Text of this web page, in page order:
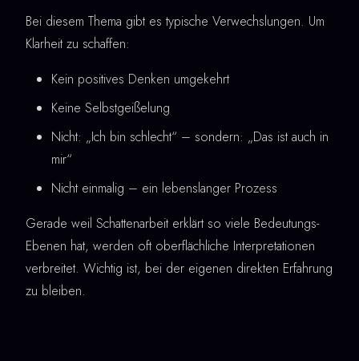
Bei diesem Thema gibt es typische Verwechslungen. Um
Klarheit zu schaffen:
Kein positives Denken umgekehrt
Keine Selbstgeißelung
Nicht: „Ich bin schlecht“ – sondern: „Das ist auch in
mir“
Nicht einmalig – ein lebenslanger Prozess
Gerade weil Schattenarbeit erklärt so viele Bedeutungs-
Ebenen hat, werden oft oberflächliche Interpretationen
verbreitet. Wichtig ist, bei der eigenen direkten Erfahrung
zu bleiben.